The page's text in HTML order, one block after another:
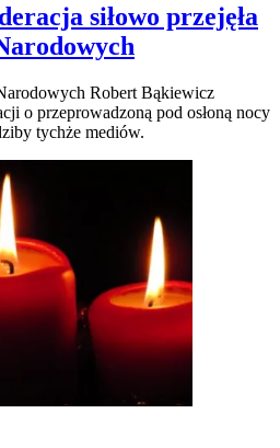
siłowo przejęła
Robert Bąkiewicz
o przeprowadzoną pod osłoną nocy
tychże mediów.